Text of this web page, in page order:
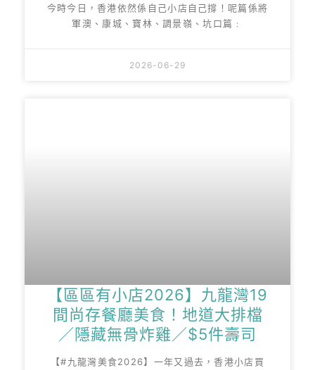
今時今日，香港依然係自己小店自己撐！呢篇係將
軍澳、康城、寶林、調景嶺、坑口篇﹕
2026-06-29
【區區有小店2026】九龍灣19
間尚存餐廳美食！地道大排檔
／隱藏無骨炸雞／$5件壽司
【#九龍灣美食2026】一年又過去，香港小店買